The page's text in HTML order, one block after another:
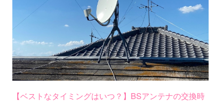
【ベストなタイミングはいつ？】BSアンテナの交換時